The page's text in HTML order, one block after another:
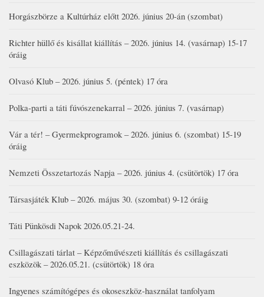
Horgászbörze a Kultúrház előtt 2026. június 20-án (szombat)
Richter hüllő és kisállat kiállítás – 2026. június 14. (vasárnap) 15-17
óráig
Olvasó Klub – 2026. június 5. (péntek) 17 óra
Polka-parti a táti fúvószenekarral – 2026. június 7. (vasárnap)
Vár a tér! – Gyermekprogramok – 2026. június 6. (szombat) 15-19
óráig
Nemzeti Összetartozás Napja – 2026. június 4. (csütörtök) 17 óra
Társasjáték Klub – 2026. május 30. (szombat) 9-12 óráig
Táti Pünkösdi Napok 2026.05.21-24.
Csillagászati tárlat – Képzőművészeti kiállítás és csillagászati
eszközök – 2026.05.21. (csütörtök) 18 óra
Ingyenes számítógépes és okoseszköz-használat tanfolyam